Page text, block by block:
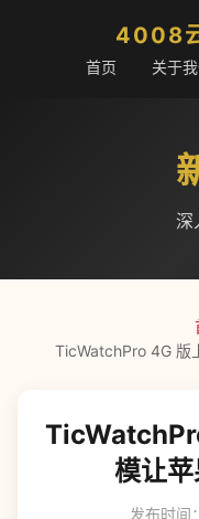
4008
首页 关于
深
TicWatchPro 4G 版
模让
发布时